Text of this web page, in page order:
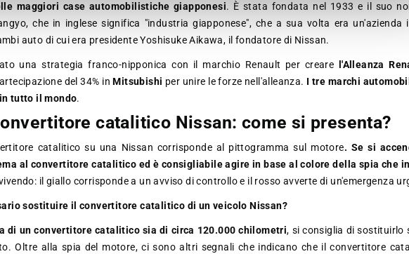
maggiori case automobilistiche giapponesi. È stata fondata nel 1933 e il suo
che in inglese significa "industria giapponese", che a sua volta era un'azienda
auto di cui era presidente Yoshisuke Aikawa, il fondatore di Nissan.
una strategia franco-nipponica con il marchio Renault per creare l'Alleanza
del 34% inMitsubishi per unire le forze nell'alleanza. I tre marchi
tutto il mondo.
catalitico Nissan: come si presenta?
catalitico su una Nissan corrisponde al pittogramma sul motore. Se si
al convertitore catalitico ed è consigliabile agire in base al colore della spia che
il giallo corrisponde a un avviso di controllo e il rosso avverte di un'emergenza
sostituire il convertitore catalitico di un veicolo Nissan?
di un convertitore catalitico sia di circa 120.000 chilometri, si consiglia di sostituirlo
Oltre alla spia del motore, ci sono altri segnali che indicano che il convertitore